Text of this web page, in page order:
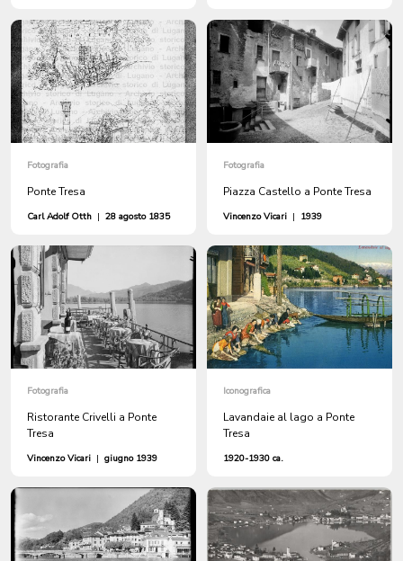
Fotografia
Ponte Tresa
Carl Adolf Otth | 28 agosto 1835
Fotografia
Piazza Castello a Ponte Tresa
Vincenzo Vicari | 1939
Fotografia
Ristorante Crivelli a Ponte
Tresa
Vincenzo Vicari | giugno 1939
Iconografica
Lavandaie al lago a Ponte
Tresa
1920-1930 ca.